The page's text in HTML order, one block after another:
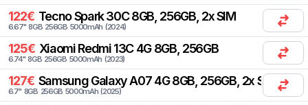
122€ TecnoSpark 30C 8GB, 256GB, 2x SIM
6.67" 8GB 256GB 5000mAh (2024)
125€ Xiaomi Redmi 13C 4G 8GB, 256GB
6.74" 8GB 256GB 5000mAh (2023)
127€ Samsung Galaxy A07 4G 8GB, 256GB, 2x SIM
6.7" 8GB 256GB 5000mAh (2025)